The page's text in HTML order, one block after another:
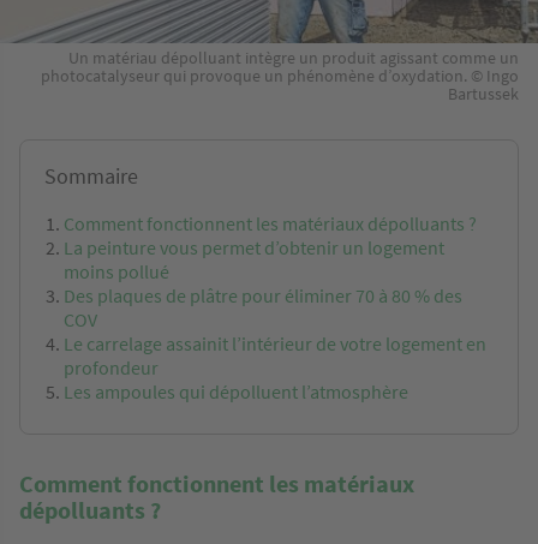
Un matériau dépolluant intègre un produit agissant comme un
photocatalyseur qui provoque un phénomène d’oxydation. © Ingo
Bartussek
Sommaire
Comment fonctionnent les matériaux dépolluants ?
La peinture vous permet d’obtenir un logement
moins pollué
Des plaques de plâtre pour éliminer 70 à 80 % des
COV
Le carrelage assainit l’intérieur de votre logement en
profondeur
Les ampoules qui dépolluent l’atmosphère
Comment fonctionnent les matériaux
dépolluants ?